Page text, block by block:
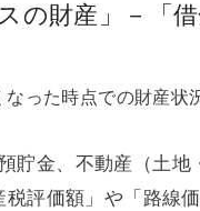
の財産」－「借
った時点での財産状
貯金、不動産（土地
評価額」や「路線